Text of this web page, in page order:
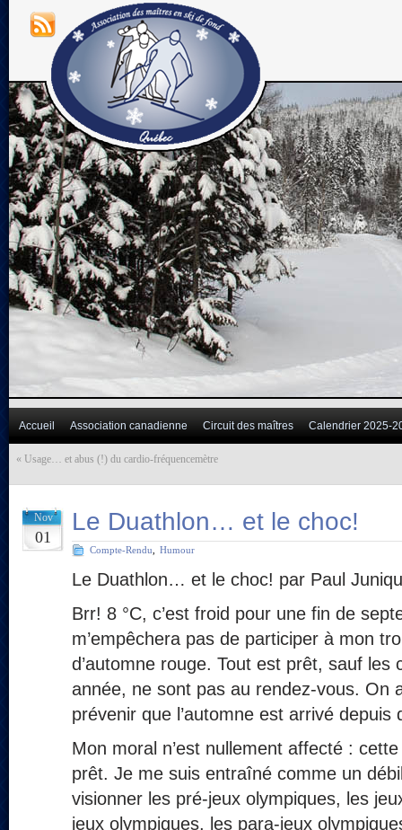
Accueil Association canadienne Circuit des maîtres Calendrier 2025-
« Usage… et abus (!) du cardio-fréquencemètre
Nov
01
Le Duathlon… et le choc!
Compte-Rendu Humour
Le Duathlon… et le choc! par Paul
Brr! 8 °C, c’est froid pour une fin de
m’empêchera pas de participer à mon
d’automne rouge. Tout est prêt, sauf les
année, ne sont pas au rendez-vous. On
prévenir que l’automne est arrivé depuis
Mon moral n’est nullement affecté :
prêt. Je me suis entraîné comme un
visionner les pré-jeux olympiques, les
jeux olympiques, les para-jeux